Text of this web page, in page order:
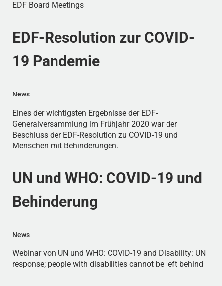
EDF Board Meetings
EDF-Resolution zur COVID-
19 Pandemie
News
Eines der wichtigsten Ergebnisse der EDF-
Generalversammlung im Frühjahr 2020 war der
Beschluss der EDF-Resolution zu COVID-19 und
Menschen mit Behinderungen.
UN und WHO: COVID-19 und
Behinderung
News
Webinar von UN und WHO: COVID-19 and Disability: UN
response; people with disabilities cannot be left behind